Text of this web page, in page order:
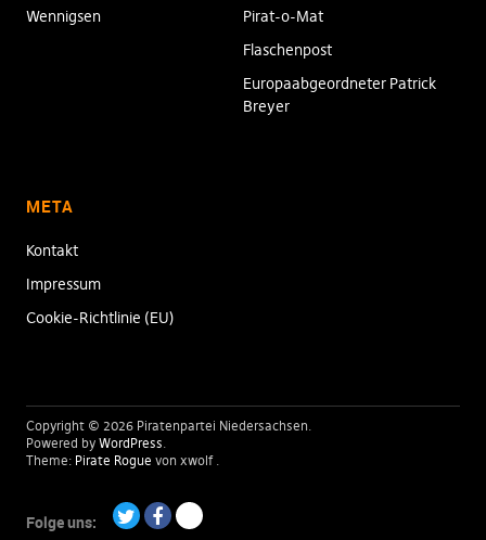
Wennigsen
Pirat-o-Mat
Flaschenpost
Europaabgeordneter Patrick
Breyer
META
Kontakt
Impressum
Cookie-Richtlinie (EU)
Copyright © 2026 Piratenpartei Niedersachsen
Powered by WordPress
Theme: Pirate Rogue von xwolf
Folge uns: